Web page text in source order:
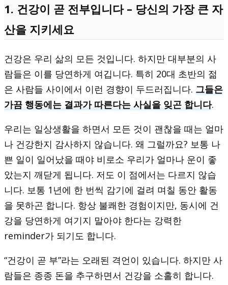
1. 건강이 곧 전부입니다 – 당신의 가장 큰 자
산을 지키세요
건강은 우리 삶의 모든 것입니다. 하지만 대부분의 사
람들은 이를 당연하게 여깁니다. 특히 20대 초반의 젊
은 사람들 사이에서 이런 경향이 두드러집니다. 그들은
가끔 행동에는 결과가 따른다는 사실을 잊곤 합니다.
우리는 일상생활을 하면서 모든 것이 괜찮을 때는 얼마
나 건강한지 감사하지 않습니다. 왜 그럴까요? 보통 나
쁜 일이 일어났을 때야 비로소 우리가 얼마나 운이 좋
았는지 깨닫게 됩니다. 저도 이 점에서는 다르지 않습
니다. 보통 1년에 한 번씩 감기에 걸려 며칠 동안 활동
을 못하곤 합니다. 항상 불쾌한 경험이지만, 동시에 건
강을 당연하게 여기지 말아야 한다는 강력한
reminder가 되기도 합니다.
“건강이 곧 부”라는 오래된 격언이 있습니다. 하지만 사
람들은 종종 돈을 추구하면서 건강을 소홀히 합니다.